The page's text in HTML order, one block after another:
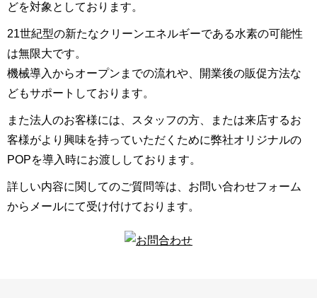
どを対象としております。
21世紀型の新たなクリーンエネルギーである水素の可能性
は無限大です。
機械導入からオープンまでの流れや、開業後の販促方法な
どもサポートしております。
また法人のお客様には、スタッフの方、または来店するお
客様がより興味を持っていただくために弊社オリジナルの
POPを導入時にお渡ししております。
詳しい内容に関してのご質問等は、お問い合わせフォーム
からメールにて受け付けております。